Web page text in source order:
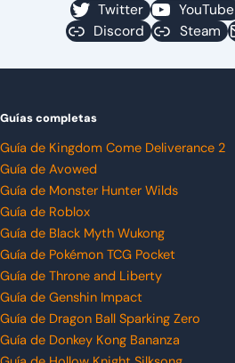
Twitter YouTube
Discord
Steam
Guías completas
Guía de Kingdom Come Deliverance 2
Guía de Avowed
Guía de Monster Hunter Wilds
Guía de Roblox
Guía de Black Myth Wukong
Guía de Pokémon TCG Pocket
Guía de Throne and Liberty
Guía de Genshin Impact
Guía de Dragon Ball Sparking Zero
Guía de Donkey Kong Bananza